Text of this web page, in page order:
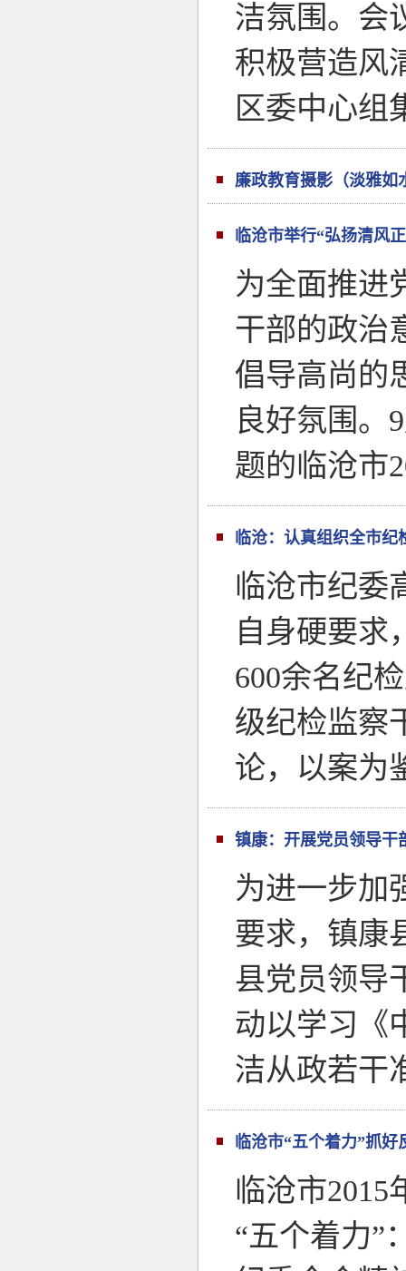
洁氛围。会
积极营造风
区委中心组
廉政教育摄影（淡雅如
临沧市举行“弘扬清风
为全面推进
干部的政治
倡导高尚的
良好氛围。
题的临沧市
临沧：认真组织全市纪
临沧市纪委
自身硬要求
600余名纪
级纪检监察
论，以案为
镇康：开展党员领导干
为进一步加
要求，镇康
县党员领导
动以学习《
洁从政若干
临沧市“五个着力”抓好
临沧市
“五个着力”